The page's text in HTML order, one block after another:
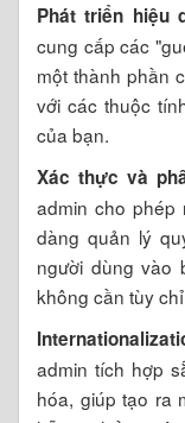
Phát triển hiệu
cung cấp các
một thành phần
với các thuộc
của bạn.
Xác thực và
admin cho phép
dàng quản lý
người dùng vào
không cần tùy
admin tích hợp
hóa, giúp tạo ra